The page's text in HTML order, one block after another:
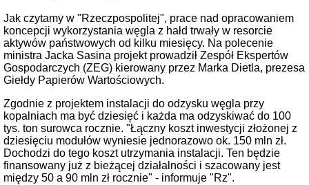
Jak czytamy w "Rzeczpospolitej", prace nad opracowaniem
koncepcji wykorzystania węgla z hałd trwały w resorcie
aktywów państwowych od kilku miesięcy. Na polecenie
ministra Jacka Sasina projekt prowadził Zespół Ekspertów
Gospodarczych (ZEG) kierowany przez Marka Dietla, prezesa
Giełdy Papierów Wartościowych.
Zgodnie z projektem instalacji do odzysku węgla przy
kopalniach ma być dziesięć i każda ma odzyskiwać do 100
tys. ton surowca rocznie. "Łączny koszt inwestycji złożonej z
dziesięciu modułów wyniesie jednorazowo ok. 150 mln zł.
Dochodzi do tego koszt utrzymania instalacji. Ten będzie
finansowany już z bieżącej działalności i szacowany jest
między 50 a 90 mln zł rocznie" - informuje "Rz".